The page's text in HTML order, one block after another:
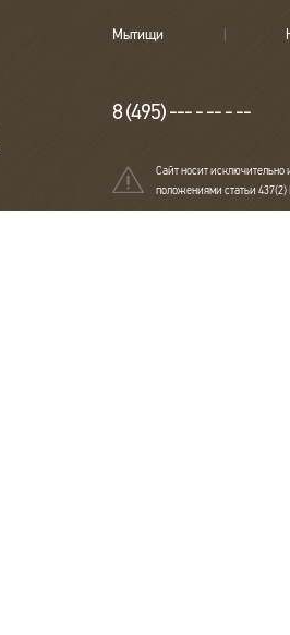
Мытищи
8 (495) --- - -- - --
Сайт носит исключительно
положениями статьи